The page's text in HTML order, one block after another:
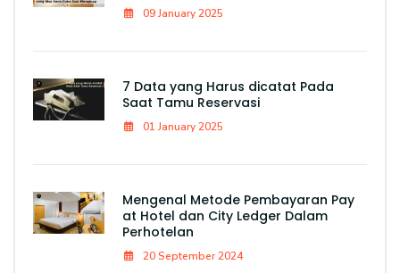
09 January 2025
7 Data yang Harus dicatat Pada
Saat Tamu Reservasi
01 January 2025
Mengenal Metode Pembayaran Pay
at Hotel dan City Ledger Dalam
Perhotelan
20 September 2024